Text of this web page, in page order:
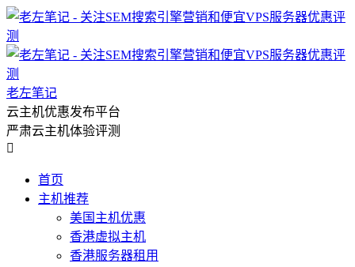
老左笔记
云主机优惠发布平台
严肃云主机体验评测

首页
主机推荐
美国主机优惠
香港虚拟主机
香港服务器租用